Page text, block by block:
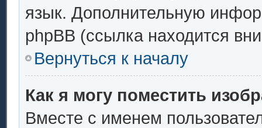
язык. Дополнительную
phpBB (ссылка находится
Вернуться к началу
Как я могу поместить
Вместе с именем